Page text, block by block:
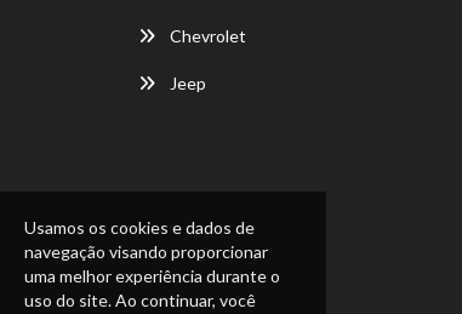
Usamos os cookies e dados de
navegação visando proporcionar
uma melhor experiência durante o
uso do site. Ao continuar, você
Chevrolet
Jeep